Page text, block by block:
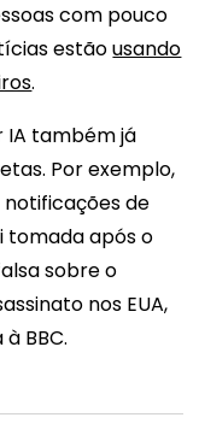
com pouco
estãousando
.
IA também já
Por exemplo,
de
tomada após o
sobre o
nos EUA,
BBC.